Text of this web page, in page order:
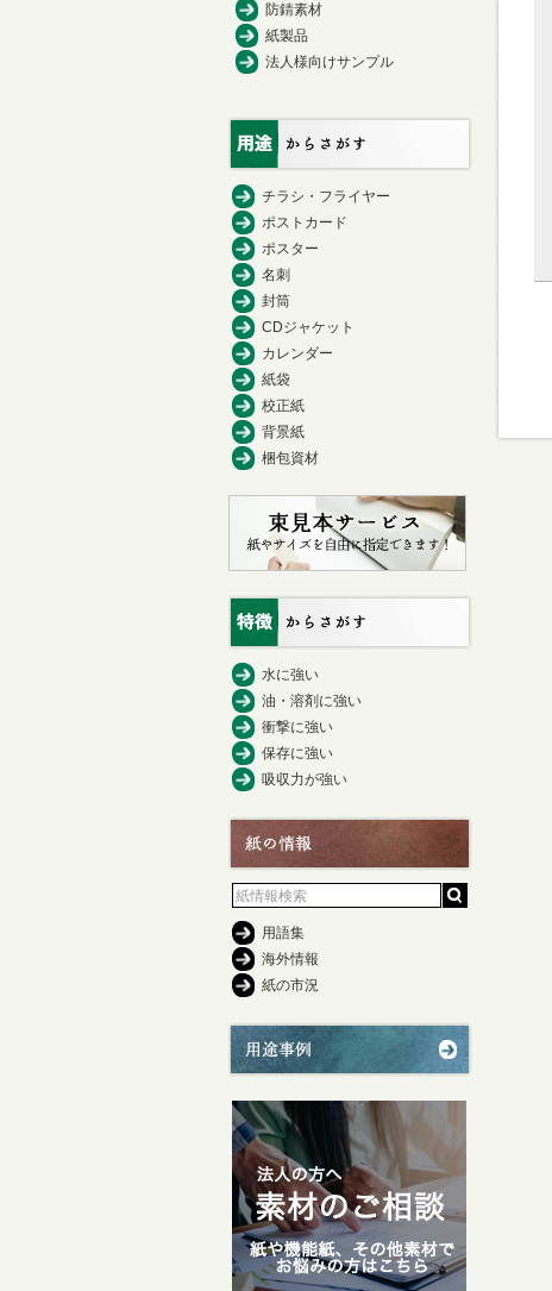
防錆素材
紙製品
法人様向けサンプル
チラシ・フライヤー
ポストカード
ポスター
名刺
封筒
CDジャケット
カレンダー
紙袋
校正紙
背景紙
梱包資材
水に強い
油・溶剤に強い
衝撃に強い
保存に強い
吸収力が強い
用語集
海外情報
紙の市況